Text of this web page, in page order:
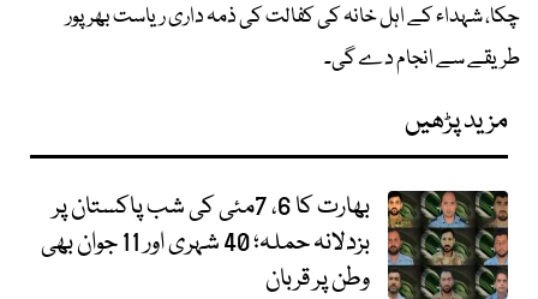
چکا، شہداء کے اہل خانہ کی کفالت کی ذمہ داری ریاست بھرپور
طریقے سے انجام دے گی۔
مزید پڑھیں
بھارت کا 6، 7مئی کی شب پاکستان پر
بزدلانہ حملہ؛ 40 شہری اور 11 جوان بھی
وطن پر قربان